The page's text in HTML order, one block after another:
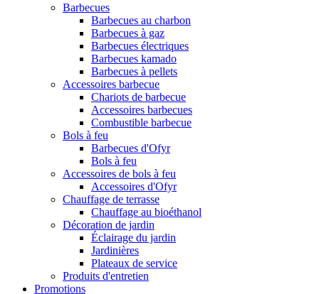
Barbecues
Barbecues au charbon
Barbecues à gaz
Barbecues électriques
Barbecues kamado
Barbecues à pellets
Accessoires barbecue
Chariots de barbecue
Accessoires barbecues
Combustible barbecue
Bols à feu
Barbecues d'Ofyr
Bols à feu
Accessoires de bols à feu
Accessoires d'Ofyr
Chauffage de terrasse
Chauffage au bioéthanol
Décoration de jardin
Éclairage du jardin
Jardinières
Plateaux de service
Produits d'entretien
Promotions